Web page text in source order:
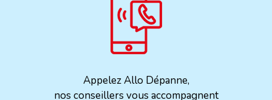
Appelez Allo Dépanne,
nos conseillers vous accompagnent